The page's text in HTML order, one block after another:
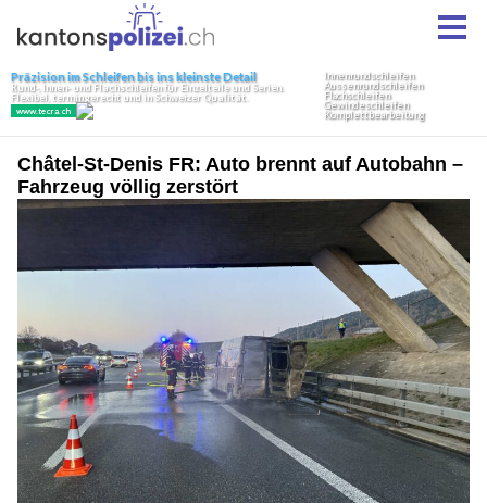
Châtel-St-Denis FR: Auto brennt auf Autobahn –
Fahrzeug völlig zerstört